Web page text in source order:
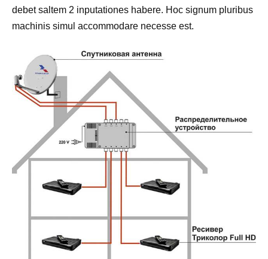
debet saltem 2 inputationes habere. Hoc signum pluribus
machinis simul accommodare necesse est.